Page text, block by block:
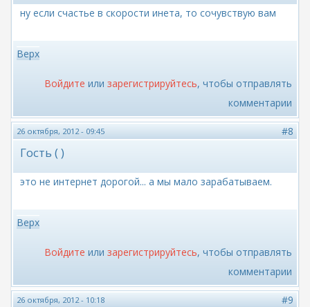
ну если счастье в скорости инета, то сочувствую вам
Верх
Войдите или зарегистрируйтесь, чтобы отправлять
комментарии
26 октября, 2012 - 09:45 #8
Гость ( )
это не интернет дорогой... а мы мало зарабатываем.
Верх
Войдите или зарегистрируйтесь, чтобы отправлять
комментарии
26 октября, 2012 - 10:18 #9